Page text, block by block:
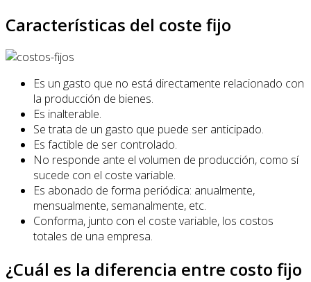
Características del coste fijo
Es un gasto que no está directamente relacionado con
la producción de bienes.
Es inalterable.
Se trata de un gasto que puede ser anticipado.
Es factible de ser controlado.
No responde ante el volumen de producción, como sí
sucede con el coste variable.
Es abonado de forma periódica: anualmente,
mensualmente, semanalmente, etc.
Conforma, junto con el coste variable, los costos
totales de una empresa.
¿Cuál es la diferencia entre costo fijo